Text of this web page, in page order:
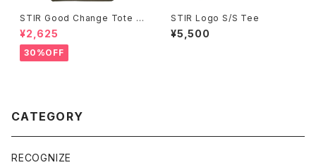
STIR Good Change Tote B
ag
¥2,625
30%OFF
STIR Logo S/S Tee
¥5,500
CATEGORY
RECOGNIZE